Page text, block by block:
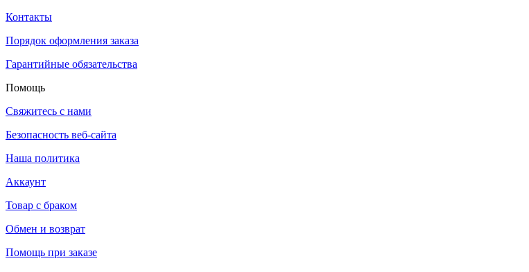
Контакты
Порядок оформления заказа
Гарантийные обязательства
Помощь
Свяжитесь с нами
Безопасность веб-сайта
Наша политика
Аккаунт
Товар с браком
Обмен и возврат
Помощь при заказе